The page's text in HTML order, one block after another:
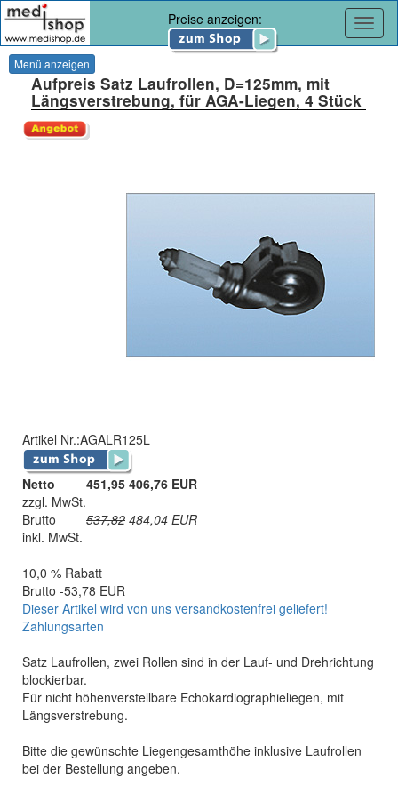
Preise anzeigen:
Menü anzeigen
Aufpreis Satz Laufrollen, D=125mm, mit
Längsverstrebung, für AGA-Liegen, 4 Stück
Artikel Nr.:AGALR125L
Netto 451,95 406,76 EUR
zzgl. MwSt.
Brutto
537,82 484,04 EUR
inkl. MwSt.
10,0 % Rabatt
Brutto -53,78 EUR
Dieser Artikel wird von uns versandkostenfrei geliefert!
Zahlungsarten
Satz Laufrollen, zwei Rollen sind in der Lauf- und Drehrichtung
blockierbar.
Für nicht höhenverstellbare Echokardiographieliegen, mit
Längsverstrebung.
Bitte die gewünschte Liegengesamthöhe inklusive Laufrollen
bei der Bestellung angeben.